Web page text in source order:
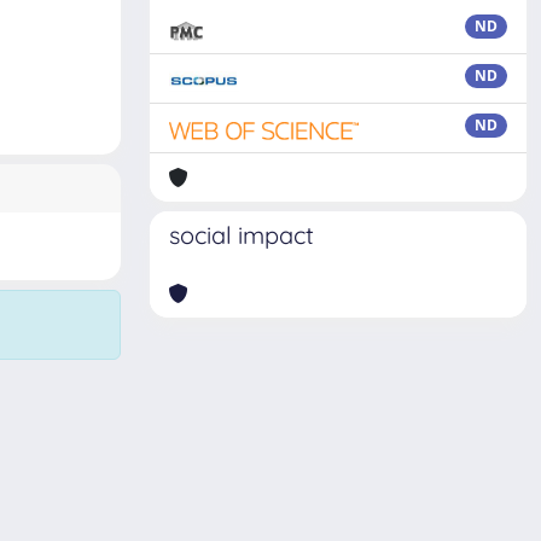
ND
ND
ND
social impact